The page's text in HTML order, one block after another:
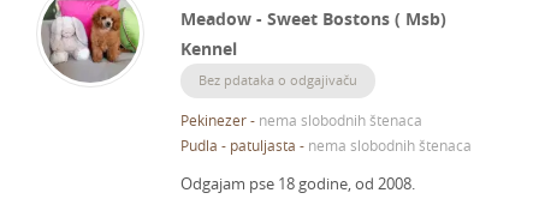
Meadow - Sweet Bostons ( Msb)
Kennel
Bez pdataka o odgajivaču
Pekinezer- nema slobodnih štenaca
Pudla - patuljasta - nema slobodnih štenaca
Odgajam pse 18 godine, od 2008.